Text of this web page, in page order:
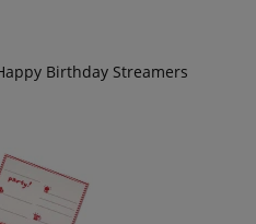
Birthday Streamers